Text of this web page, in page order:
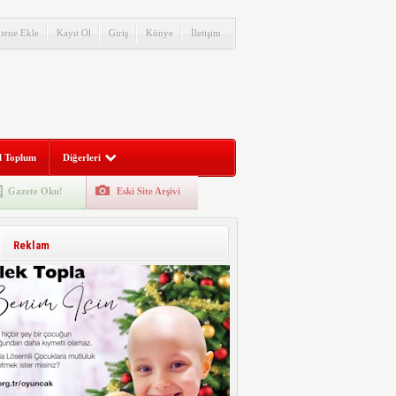
Ekle Kayıt Ol Giriş Künye İletişim
Toplum Diğerleri
Gazete Oku! Eski Site Arşivi
Reklam